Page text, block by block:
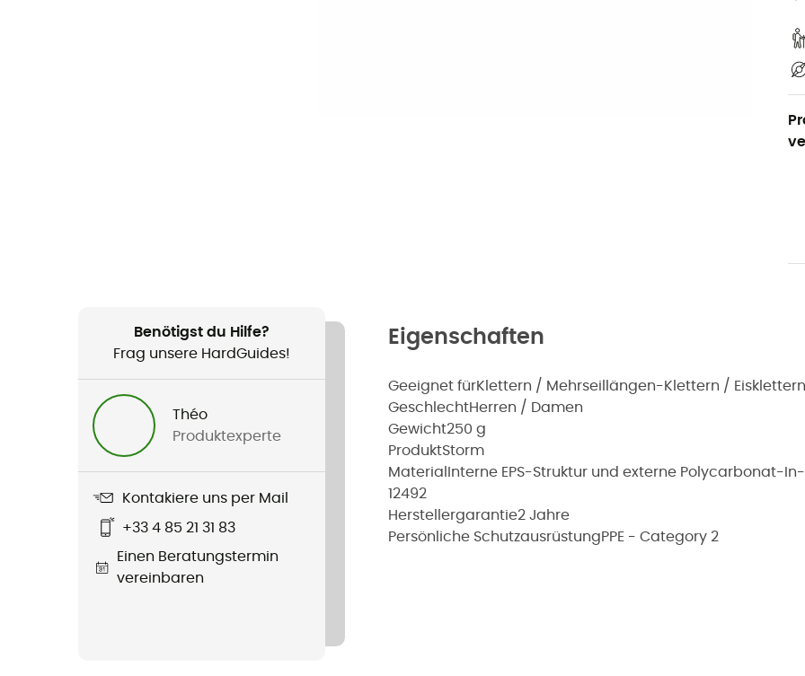
Benötigst du Hilfe?
Frag unsere HardGuides!
Théo
Produktexperte
Kontakiere uns per Mail
+33 4 85 21 31 83
Einen Beratungstermin
vereinbaren
Eigenschaften
Geeignet fürKlettern / Mehrseillängen-Klettern /
GeschlechtHerren / Damen
Gewicht250 g
ProduktStorm
Material
Interne EPS-Struktur und externe Polycarbonat-
12492
Herstellergarantie2 Jahre
Persönliche SchutzausrüstungPPE - Category 2